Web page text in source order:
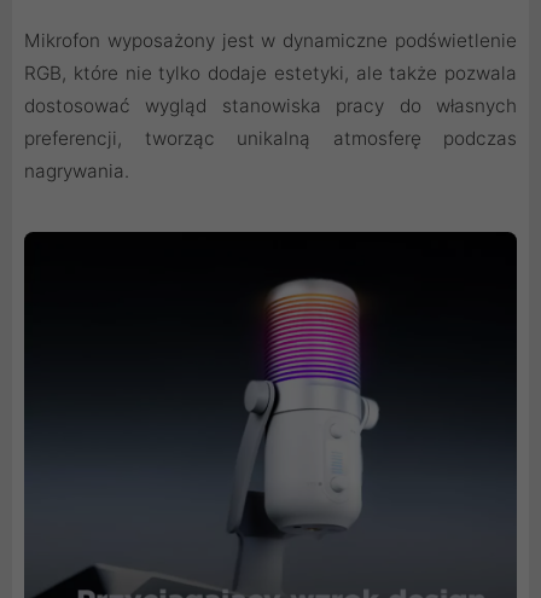
Mikrofon wyposażony jest w dynamiczne podświetlenie
RGB, które nie tylko dodaje estetyki, ale także pozwala
dostosować wygląd stanowiska pracy do własnych
preferencji, tworząc unikalną atmosferę podczas
nagrywania.